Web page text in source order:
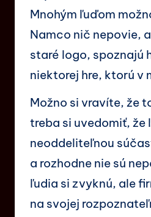
Mnohým ľuďom
Namco nič nepovie,
staré logo, spoznajú
niektorej hre, ktorú v
Možno si vravíte, že
treba si uvedomiť, že
neoddeliteľnou
a rozhodne nie sú
ľudia si zvyknú, ale
na svojej